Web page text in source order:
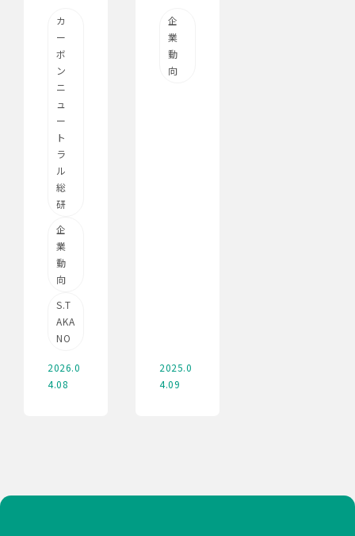
カ
ー
ボ
ン
ニ
ュ
ー
ト
ラ
ル
総
研
企
業
動
向
S.T
AKA
NO
2026.0
4.08
企
業
動
向
2025.0
4.09